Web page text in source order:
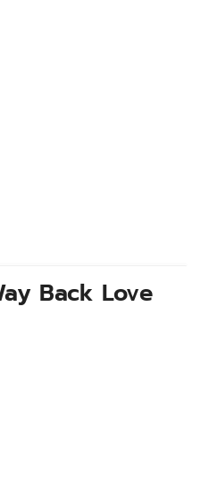
Back Love